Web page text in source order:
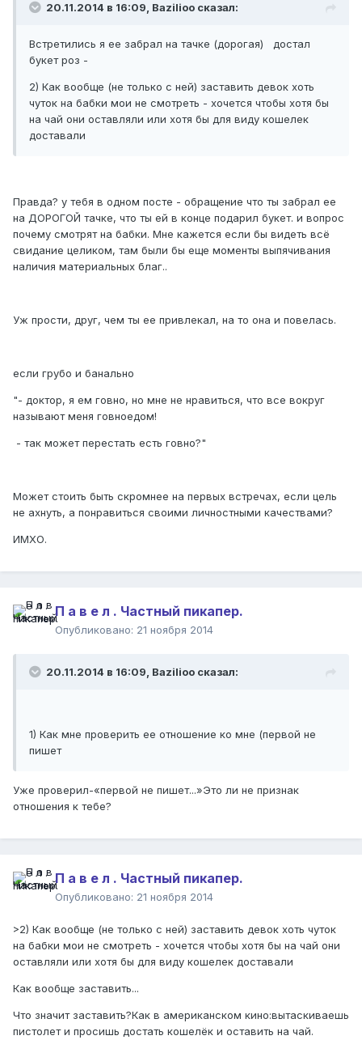
20.11.2014 в 16:09, Bazilioo сказал:
Встретились я ее забрал на тачке (дорогая) достал
букет роз -
2) Как вообще (не только с ней) заставить девок хоть
чуток на бабки мои не смотреть - хочется чтобы хотя бы
на чай они оставляли или хотя бы для виду кошелек
доставали
Правда? у тебя в одном посте - обращение что ты забрал ее
на ДОРОГОЙ тачке, что ты ей в конце подарил букет. и вопрос
почему смотрят на бабки. Мне кажется если бы видеть всё
свидание целиком, там были бы еще моменты выпячивания
наличия материальных благ..
Уж прости, друг, чем ты ее привлекал, на то она и повелась.
если грубо и банально
"- доктор, я ем говно, но мне не нравиться, что все вокруг
называют меня говноедом!
- так может перестать есть говно?"
Может стоить быть скромнее на первых встречах, если цель
не ахнуть, а понравиться своими личностными качествами?
ИМХО.
П а в е л . Частный пикапер.
Опубликовано: 21 ноября 2014
20.11.2014 в 16:09, Bazilioo сказал:
1) Как мне проверить ее отношение ко мне (первой не
пишет
Уже проверил-«первой не пишет...»Это ли не признак
отношения к тебе?
П а в е л . Частный пикапер.
Опубликовано: 21 ноября 2014
>2) Как вообще (не только с ней) заставить девок хоть чуток
на бабки мои не смотреть - хочется чтобы хотя бы на чай они
оставляли или хотя бы для виду кошелек доставали
Как вообще заставить...
Что значит заставить?Как в американском кино:вытаскиваешь
пистолет и просишь достать кошелёк и оставить на чай.